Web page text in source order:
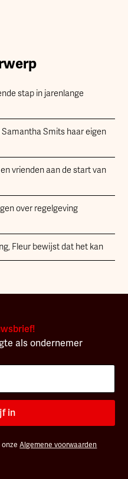
stap in jarenlange
Smits haar eigen
vrienden aan de start van
over regelgeving
Fleur bewijst dat het kan
als ondernemer
in
onzeAlgemene voorwaarden